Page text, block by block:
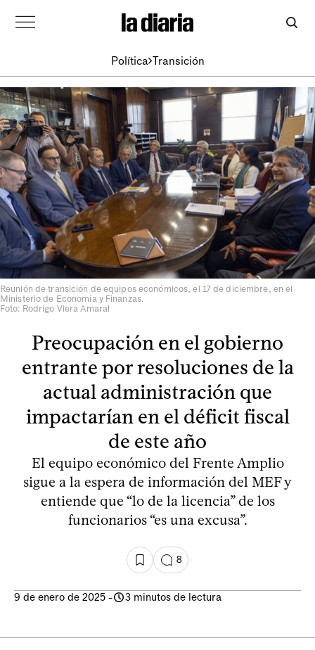
Política Transición
Reunión de transición de equipos económicos, el 17 de diciembre, en el
Ministerio de Economía y Finanzas.
Foto: Rodrigo Viera Amaral
Preocupación en el gobierno
entrante por resoluciones de la
actual administración que
impactarían en el déficit fiscal
de este año
El equipo económico del Frente Amplio
sigue a la espera de información del MEF y
entiende que “lo de la licencia” de los
funcionarios “es una excusa”.
8
9 de enero de 2025 - 3 minutos de lectura